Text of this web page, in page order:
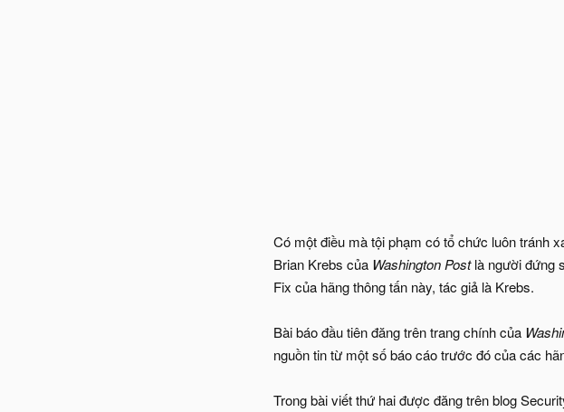
Có một điều mà tội phạm có tổ chức luôn tránh
Brian Krebs của Washington Postlà người đứng
Fix của hãng thông tấn này, tác giả là Krebs.
Bài báo đầu tiên đăng trên trang chính của
nguồn tin từ một số báo cáo trước đó của các
Trong bài viết thứ hai được đăng trên blog